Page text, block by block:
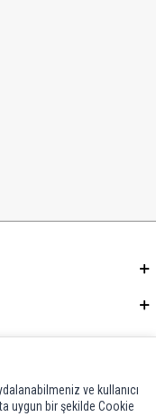
ve kullanıcı
uygun bir şekilde Cookie